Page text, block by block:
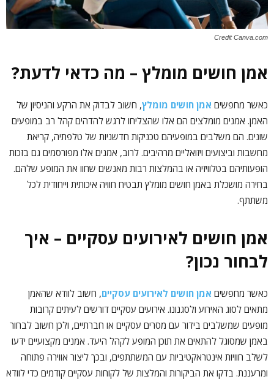
Credit Canva.com
אמן חושים מומלץ – מה כדאי לדעת?
כאשר מחפשים אמן חושים מומלץ, חשוב לבדוק את הרקע והניסיון של
האמן. אמנים מומלצים הם אלו שהצליחו לרגש להדהים קהל רב במופעים
שונים. הם משלבים במופעיהם טכניקות חדשניות של טלפתיה, קריאת
מחשבות וביצועים ויזואליים מרהיבים. לרוב, אמנים אלו מפורסמים גם בזכות
הופעותיהם בטלוויזיה או בהמלצות רבות מאנשים שחוו את המופע שלהם.
בחירה מושכלת באמן חושים מומלץ תבטיח חוויה איכותית וייחודית לכל
משתתף.
אמן חושים לאירועים עסקיים – איך
לבחור נכון?
כאשר מחפשים אמן חושים לאירועים עסקיים, חשוב לוודא שהאמן
מתאים לסוג האירוע ולסגנונו. אירועים עסקיים דורשים לעיתים קרובות
מופעים שמשלבים בידור עם מסרים עסקיים או חברתיים, ולכן חשוב לבחור
באמן שמסוגל להתאים את תוכן המופע לקהל היעד. אמנים מקצועיים ידעו
לשלב חוויות אינטראקטיביות עם המשתתפים, ובכך ליצור אווירה פתוחה
ומרעננת. בדקו את הביקורות והמלצות של לקוחות עסקיים קודמים כדי לוודא